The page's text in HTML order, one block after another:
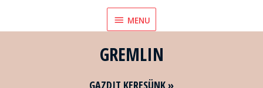
MENU
MENU
GREMLIN